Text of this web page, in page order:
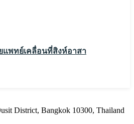
แพทย์เคลื่อนที่สิงห์อาสา
District, Bangkok 10300, Thailand